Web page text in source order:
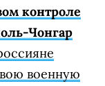
контроле
Чонгар
военную